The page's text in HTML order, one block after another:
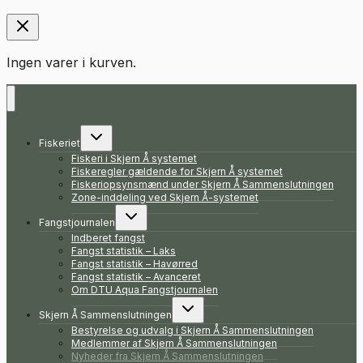
Ingen varer i kurven.
Fiskeriet
Skift
undermenu
Fiskeri i Skjern Å systemet
Fiskeregler gældende for Skjern Å systemet
Fiskeriopsynsmænd under Skjern Å Sammenslutningen
Zone-inddeling ved Skjern Å-systemet
Fangstjournalen
Skift
undermenu
Indberet fangst
Fangst statistik – Laks
Fangst statistik – Havørred
Fangst statistik – Avanceret
Om DTU Aqua Fangstjournalen
Skjern Å Sammenslutningen
Skift
undermenu
Bestyrelse og udvalg i Skjern Å Sammenslutningen
Medlemmer af Skjern Å Sammenslutningen
Nyheder fra Skjern Å Sammenslutningen